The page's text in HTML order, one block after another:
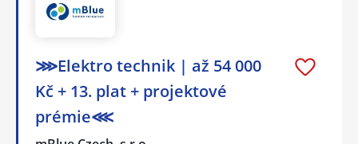
⋙Elektro technik | až 54 000
Kč + 13. plat + projektové
prémie⋘